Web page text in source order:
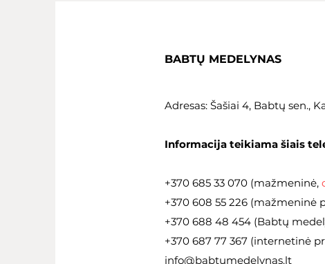
BABTŲ MEDELYNAS
Adresas: Šašiai 4, Babtų sen.,
Informacija teikiama šiais
+370 685 33 070 (mažmeninė,
+370 608 55 226 (mažmeninė
+370 688 48 454 (Babtų
+370 687 77 367 (internetinė
info@babtumedelynas.lt